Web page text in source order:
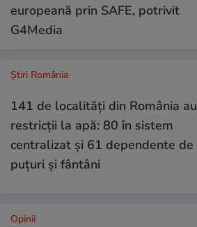
europeană prin SAFE, potrivit
G4Media
Știri România
141 de localități din România au
restricții la apă: 80 în sistem
centralizat și 61 dependente de
puțuri și fântâni
Opinii